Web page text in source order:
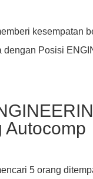
kesempatan
dengan Posisi
Autocomp
5 orang